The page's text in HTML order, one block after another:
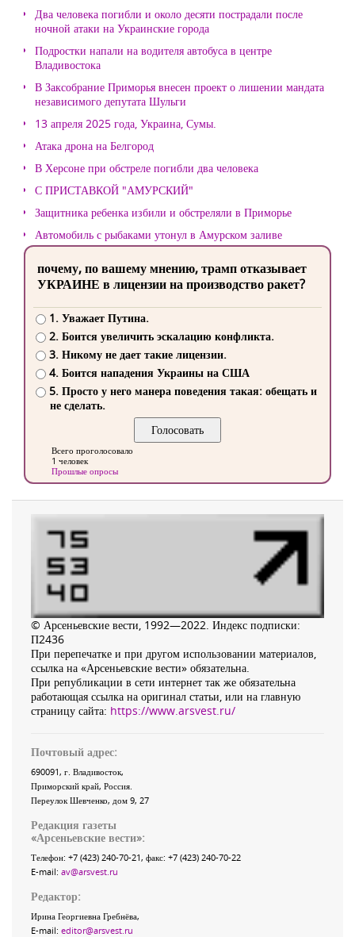
Два человека погибли и около десяти пострадали после
ночной атаки на Украинские города
Подростки напали на водителя автобуса в центре
Владивостока
В Заксобрание Приморья внесен проект о лишении мандата
независимого депутата Шульги
13 апреля 2025 года, Украина, Сумы.
Атака дрона на Белгород
В Херсоне при обстреле погибли два человека
С ПРИСТАВКОЙ "АМУРСКИЙ"
Защитника ребенка избили и обстреляли в Приморье
Автомобиль с рыбаками утонул в Амурском заливе
почему, по вашему мнению, трамп отказывает
УКРАИНЕ в лицензии на производство ракет?
1. Уважает Путина.
2. Боится увеличить эскалацию конфликта.
3. Никому не дает такие лицензии.
4. Боится нападения Украины на США
5. Просто у него манера поведения такая: обещать и
не сделать.
Всего проголосовало
1 человек
Прошлые опросы
© Арсеньевские вести, 1992—2022. Индекс подписки:
П2436
При перепечатке и при другом использовании материалов,
ссылка на «Арсеньевские вести» обязательна.
При републикации в сети интернет так же обязательна
работающая ссылка на оригинал статьи, или на главную
страницу сайта: https://www.arsvest.ru/
Почтовый адрес:
690091, г. Владивосток,
Приморский край, Россия
Переулок Шевченко, дом 9, 27
Редакция газеты
«Арсеньевские вести»:
Телефон: +7 (423) 240-70-21, факс: +7 (423) 240-70-22
E-mail: av@arsvest.ru
Редактор:
Ирина Георгиевна Гребнёва,
E-mail: editor@arsvest.ru